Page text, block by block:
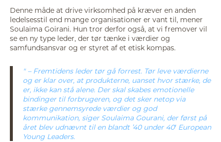
Denne måde at drive virksomhed på kræver en anden
ledelsesstil end mange organisationer er vant til, mener
Soulaima Goirani. Hun tror derfor også, at vi fremover vil
se en ny type leder, der tør tænke i værdier og
samfundsansvar og er styret af et etisk kompas.
– Fremtidens leder tør gå forrest. Tør leve værdierne
og er klar over, at produkterne, uanset hvor stærke, de
er, ikke kan stå alene. Der skal skabes emotionelle
bindinger til forbrugeren, og det sker netop via
stærke gennemsyrede værdier og god
kommunikation, siger Soulaima Gourani, der først på
året blev udnævnt til en blandt ’40 under 40′ European
Young Leaders.